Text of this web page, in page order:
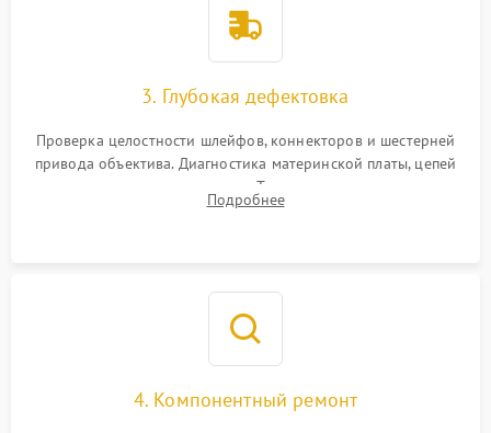
3. Глубокая дефектовка
Проверка целостности шлейфов, коннекторов и шестерней
привода объектива. Диагностика материнской платы, цепей
питания и картоприемника. Тестирование механизма
затвора и блока внутрикамерной стабилизации.
Подробнее
4. Компонентный ремонт